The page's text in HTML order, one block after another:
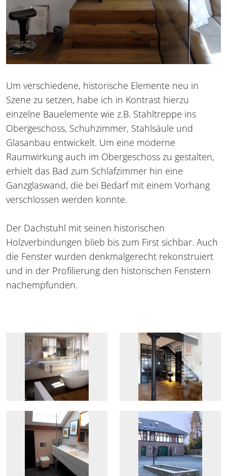
Um verschiedene, historische Elemente neu in
Szene zu setzen, habe ich in Kontrast hierzu
einzelne Bauelemente wie z.B. Stahltreppe ins
Obergeschoss, Schuhzimmer, Stahlsäule und
Glasanbau entwickelt. Um eine moderne
Raumwirkung auch im Obergeschoss zu gestalten,
erhielt das Bad zum Schlafzimmer hin eine
Ganzglaswand, die bei Bedarf mit einem Vorhang
verschlossen werden konnte.
Der Dachstuhl mit seinen historischen
Holzverbindungen blieb bis zum First sichbar. Auch
die Fenster wurden denkmalgerecht rekonstruiert
und in der Profilierung den historischen Fenstern
nachempfunden.